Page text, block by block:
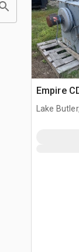
Empire
Lake